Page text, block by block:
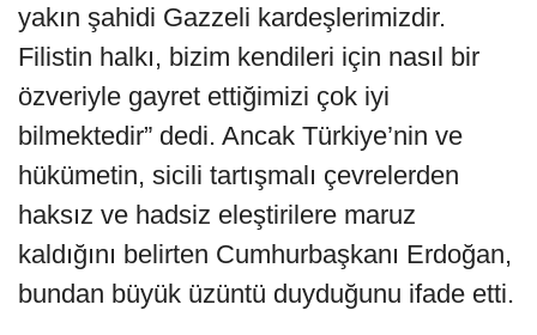
yakın şahidi Gazzeli kardeşlerimizdir.
Filistin halkı, bizim kendileri için nasıl bir
özveriyle gayret ettiğimizi çok iyi
bilmektedir” dedi. Ancak Türkiye’nin ve
hükümetin, sicili tartışmalı çevrelerden
haksız ve hadsiz eleştirilere maruz
kaldığını belirten Cumhurbaşkanı Erdoğan,
bundan büyük üzüntü duyduğunu ifade etti.